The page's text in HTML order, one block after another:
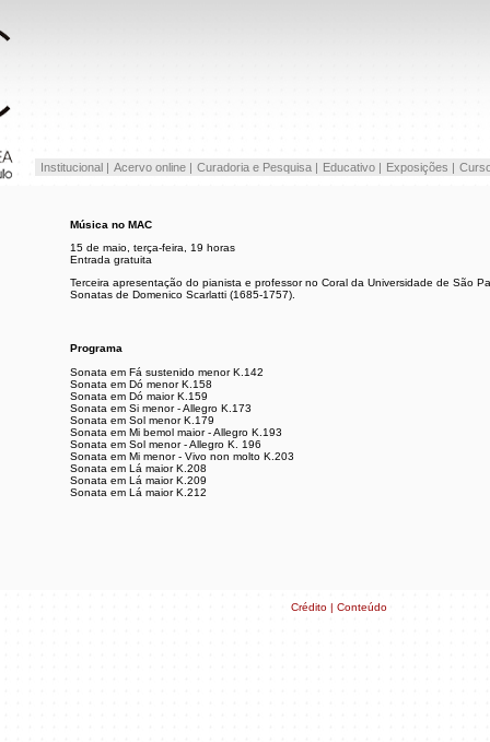
Música no MAC
15 de maio, terça-feira, 19 horas
Entrada gratuita
Terceira apresentação do pianista e professor no Coral da Universidade de São
Sonatas de Domenico Scarlatti (1685-1757).
Programa
Sonata em Fá sustenido menor K.142
Sonata em Dó menor K.158
Sonata em Dó maior K.159
Sonata em Si menor - Allegro K.173
Sonata em Sol menor K.179
Sonata em Mi bemol maior - Allegro K.193
Sonata em Sol menor - Allegro K. 196
Sonata em Mi menor - Vivo non molto K.203
Sonata em Lá maior K.208
Sonata em Lá maior K.209
Sonata em Lá maior K.212
Institucional | Acervo online | Curadoria e Pesquisa | Educativo | Exposições |
Crédito | Conteúdo